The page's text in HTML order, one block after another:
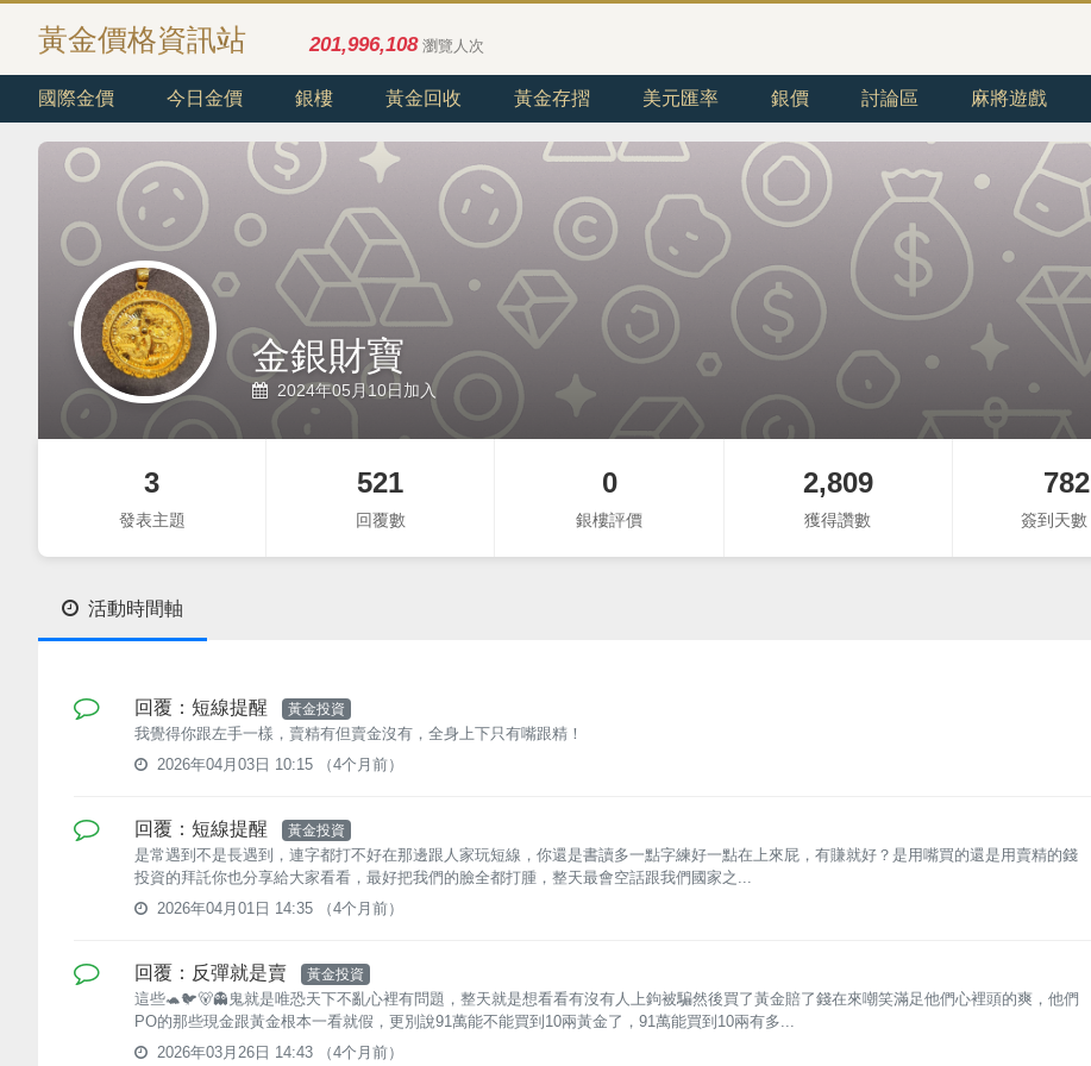
黃金價格資訊站 201,996,108 瀏覽人次
國際金價 今日金價 銀樓 黃金回收 黃金存摺 美元匯率 銀價 討論區 麻將遊戲
金銀財寶
2024年05月10日加入
3
發表主題
521
回覆數
0
銀樓評價
2,809
獲得讚數
782
簽到天數
活動時間軸
回覆：短線提醒 黃金投資
我覺得你跟左手一樣，賣精有但賣金沒有，全身上下只有嘴跟精！
2026年04月03日 10:15
（4个月前）
回覆：短線提醒 黃金投資
是常遇到不是長遇到，連字都打不好在那邊跟人家玩短線，你還是書讀多一點字練好一點在上來屁，有賺就好？是用嘴買的還是用賣精的錢
投資的拜託你也分享給大家看看，最好把我們的臉全都打腫，整天最會空話跟我們國家之...
2026年04月01日 14:35
（4个月前）
回覆：反彈就是賣 黃金投資
這些🐢🐦🐻👻鬼就是唯恐天下不亂心裡有問題，整天就是想看看有沒有人上鉤被騙然後買了黃金賠了錢在來嘲笑滿足他們心裡頭的爽，他們
PO的那些現金跟黃金根本一看就假，更別說91萬能不能買到10兩黃金了，91萬能買到10兩有多...
2026年03月26日 14:43
（4个月前）